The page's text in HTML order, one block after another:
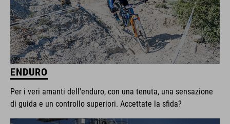
ENDURO
Per i veri amanti dell'enduro, con una tenuta, una sensazione
di guida e un controllo superiori. Accettate la sfida?